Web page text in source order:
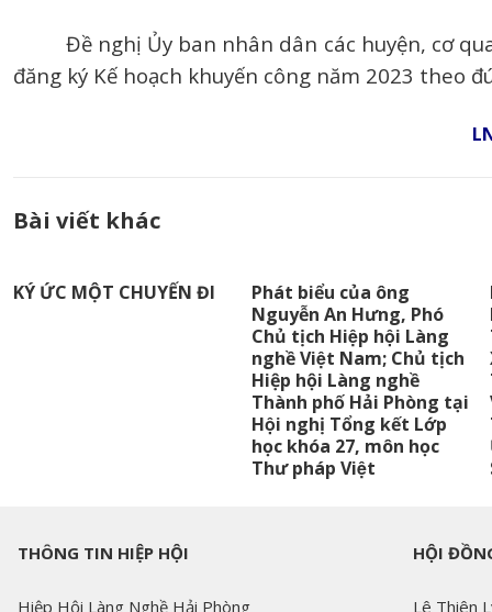
Đề nghị Ủy ban nhân dân các huyện, cơ
đăng ký Kế hoạch khuyến công năm 2023 theo
Bài viết khác
KÝ ỨC MỘT CHUYẾN ĐI
Phát biểu của ông
Nguyễn An Hưng, Phó
Chủ tịch Hiệp hội Làng
nghề Việt Nam; Chủ tịch
Hiệp hội Làng nghề
Thành phố Hải Phòng tại
Hội nghị Tổng kết Lớp
học khóa 27, môn học
Thư pháp Việt
THÔNG TIN HIỆP HỘI
Hiệp Hội Làng Nghề Hải Phòng
HỘI
Lê Thiên